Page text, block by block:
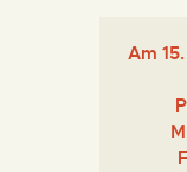
Am